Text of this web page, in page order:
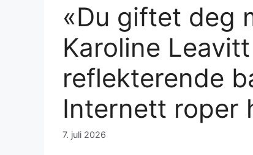
«Du giftet deg
Karoline
reflekterende
Internett roper
7. juli 2026